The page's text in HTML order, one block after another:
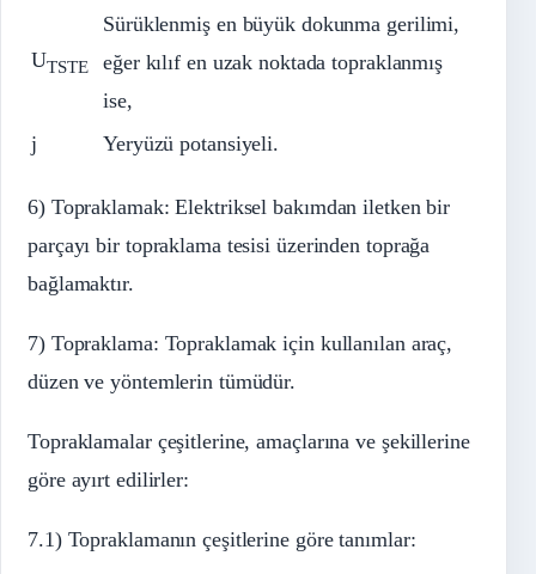
UTSTE
Sürüklenmiş en büyük dokunma gerilimi,
eğer kılıf en uzak noktada topraklanmış
ise,
j
Yeryüzü potansiyeli.
6) Topraklamak: Elektriksel bakımdan iletken bir
parçayı bir topraklama tesisi üzerinden toprağa
bağlamaktır.
7) Topraklama: Topraklamak için kullanılan araç,
düzen ve yöntemlerin tümüdür.
Topraklamalar çeşitlerine, amaçlarına ve şekillerine
göre ayırt edilirler:
7.1) Topraklamanın çeşitlerine göre tanımlar: